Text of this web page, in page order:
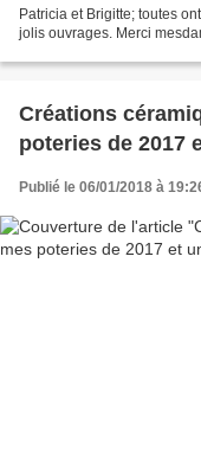
Patricia et Brigitte; toutes
jolis ouvrages. Merci
Créations
Publié le 06/01/2018 à